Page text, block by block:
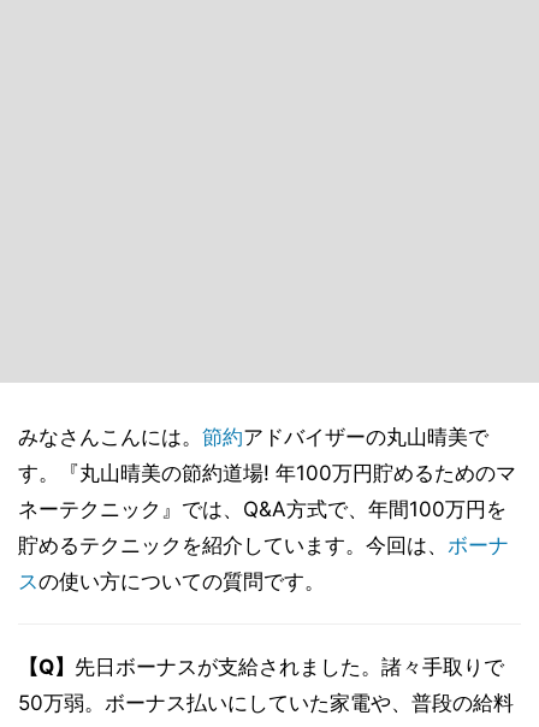
みなさんこんには。 節約アドバイザーの丸山晴美で
す。『丸山晴美の節約道場! 年100万円貯めるためのマ
ネーテクニック』では、Q&A方式で、年間100万円を
貯めるテクニックを紹介しています。今回は、 ボーナ
スの使い方についての質問です。
【Q】 先日ボーナスが支給されました。諸々手取りで
50万弱。ボーナス払いにしていた家電や、普段の給料